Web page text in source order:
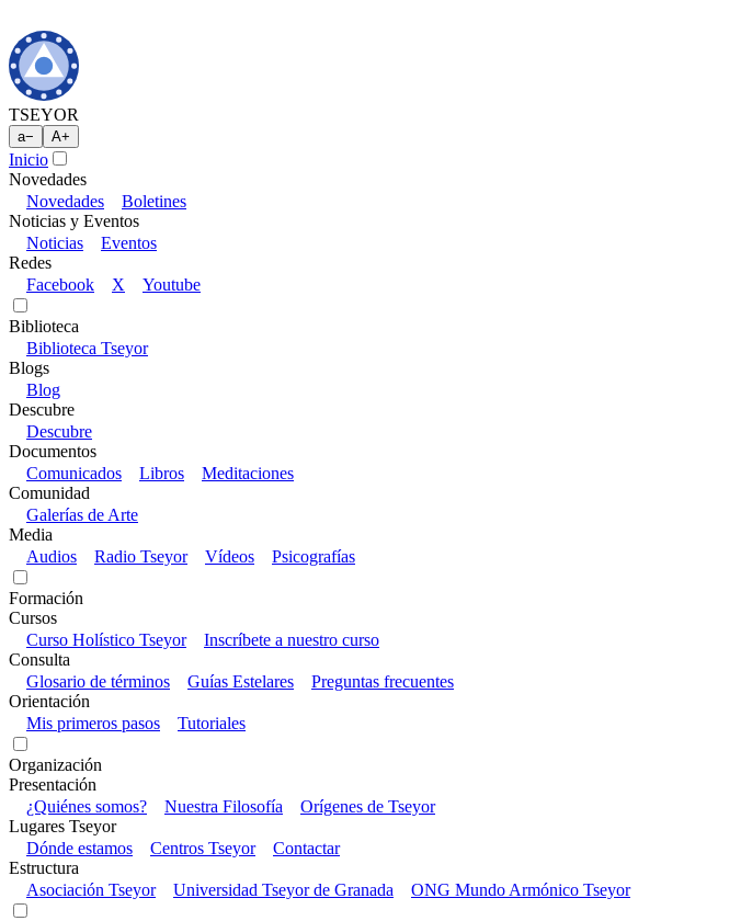
TSEYOR
a− A+
Inicio
Novedades
Novedades
Boletines
Noticias y Eventos
Noticias
Eventos
Redes
Facebook
X Youtube
Biblioteca
Biblioteca Tseyor
Blogs
Blog
Descubre
Descubre
Documentos
Comunicados
Libros
Meditaciones
Comunidad
Galerías de Arte
Media
Audios
Radio Tseyor Vídeos Psicografías
Formación
Cursos
Curso Holístico Tseyor
Inscríbete a nuestro curso
Consulta
Glosario de términos
Guías Estelares
Preguntas frecuentes
Orientación
Mis primeros pasos
Tutoriales
Organización
Presentación
¿Quiénes somos?
Nuestra Filosofía
Orígenes de Tseyor
Lugares Tseyor
Dónde estamos
Centros Tseyor
Contactar
Estructura
Asociación Tseyor
Universidad Tseyor de Granada ONG Mundo Armónico Tseyor